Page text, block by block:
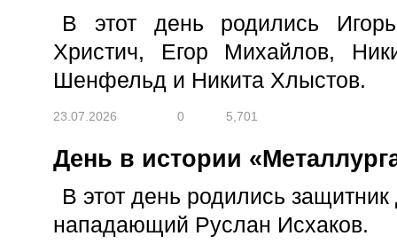
В этот день родились
Христич, Егор Михайлов,
Шенфельд и Никита Хлыстов.
23.07.2026 0 5,701
День в истории
В этот день родились
нападающий Руслан Исхаков.